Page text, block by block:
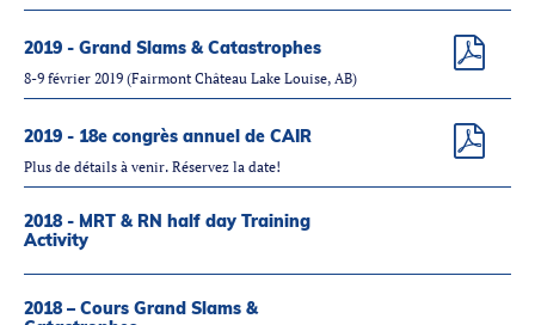
2019 - Grand Slams & Catastrophes
8-9 février 2019 (Fairmont Château Lake Louise, AB)
2019 - 18e congrès annuel de CAIR
Plus de détails à venir. Réservez la date!
2018 - MRT & RN half day Training
Activity
2018 – Cours Grand Slams &